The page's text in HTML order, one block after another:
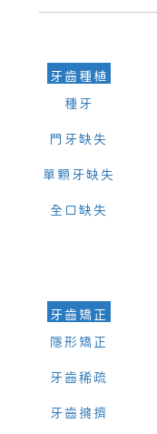
可以，請盡早通過
牙齒種植
種牙
門牙缺失
單顆牙缺失
全口缺失
牙齒矯正
隱形矯正
牙齒稀疏
牙齒擁擠